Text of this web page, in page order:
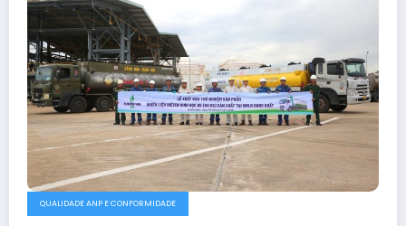
QUALIDADE ANP E CONFORMIDADE